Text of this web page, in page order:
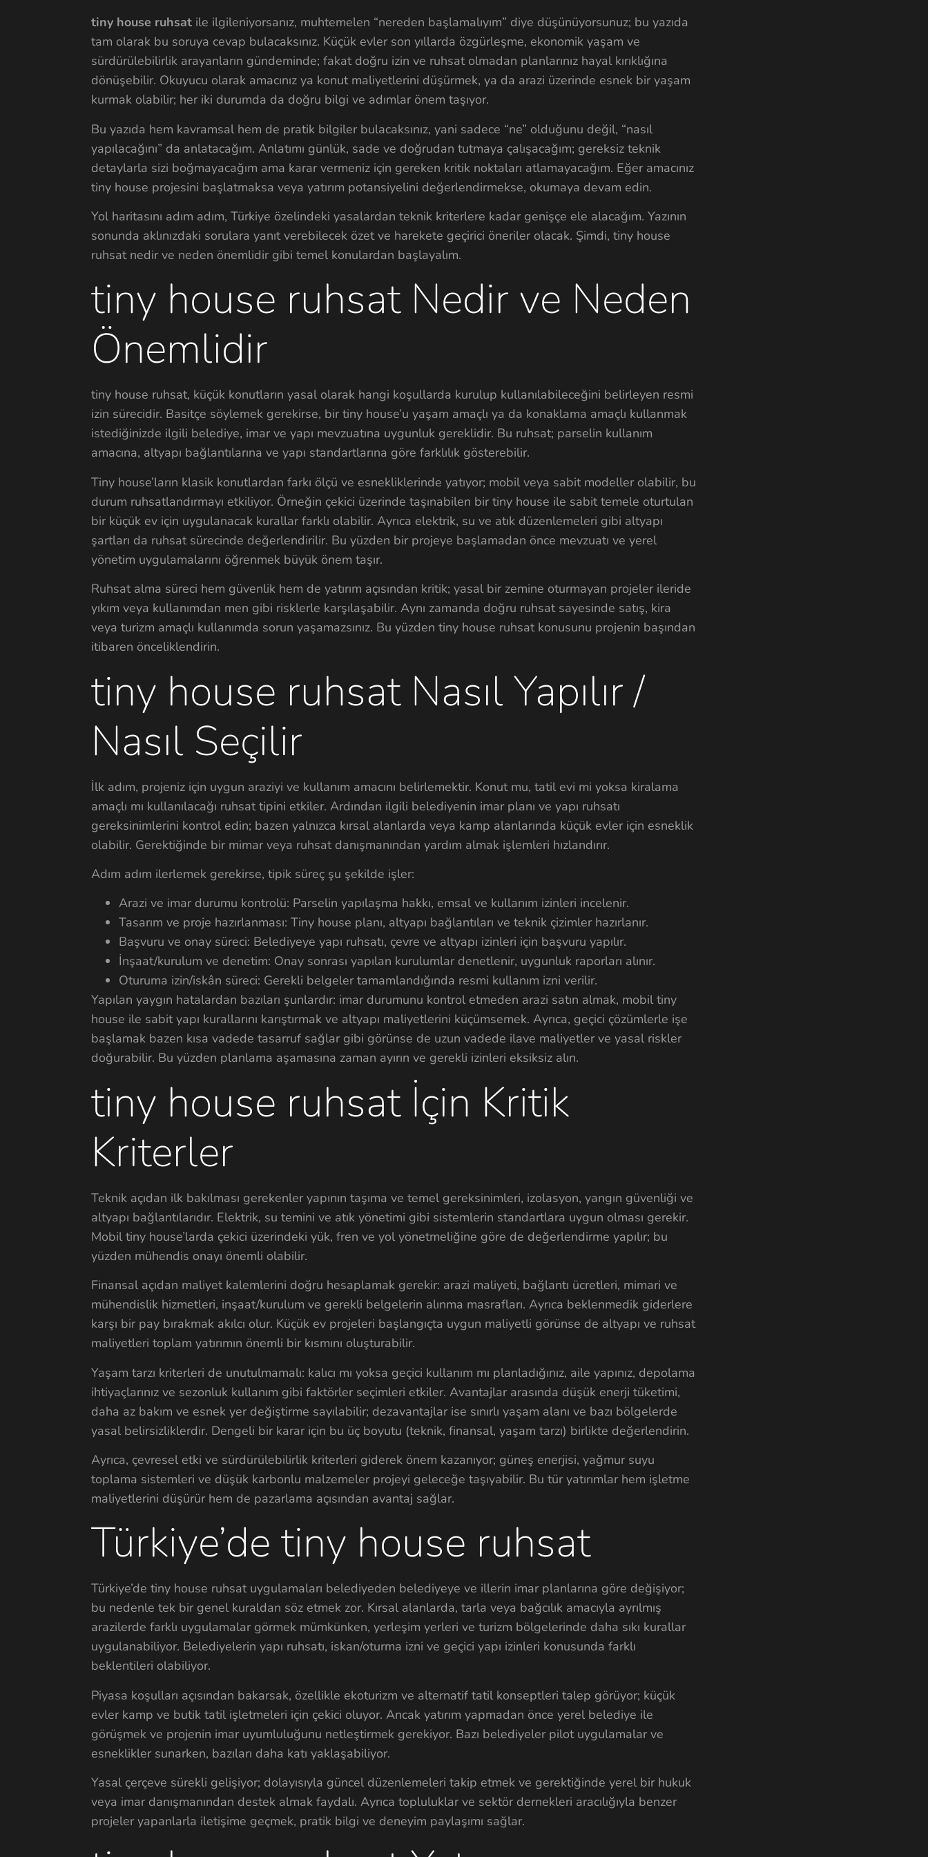
tiny house ruhsat ile ilgileniyorsanız, muhtemelen “nereden başlamalıyım” diye düşünüyorsunuz; bu yazıda
tam olarak bu soruya cevap bulacaksınız. Küçük evler son yıllarda özgürleşme, ekonomik yaşam ve
sürdürülebilirlik arayanların gündeminde; fakat doğru izin ve ruhsat olmadan planlarınız hayal kırıklığına
dönüşebilir. Okuyucu olarak amacınız ya konut maliyetlerini düşürmek, ya da arazi üzerinde esnek bir yaşam
kurmak olabilir; her iki durumda da doğru bilgi ve adımlar önem taşıyor.
Bu yazıda hem kavramsal hem de pratik bilgiler bulacaksınız, yani sadece “ne” olduğunu değil, “nasıl
yapılacağını” da anlatacağım. Anlatımı günlük, sade ve doğrudan tutmaya çalışacağım; gereksiz teknik
detaylarla sizi boğmayacağım ama karar vermeniz için gereken kritik noktaları atlamayacağım. Eğer amacınız
tiny house projesini başlatmaksa veya yatırım potansiyelini değerlendirmekse, okumaya devam edin.
Yol haritasını adım adım, Türkiye özelindeki yasalardan teknik kriterlere kadar genişçe ele alacağım. Yazının
sonunda aklınızdaki sorulara yanıt verebilecek özet ve harekete geçirici öneriler olacak. Şimdi, tiny house
ruhsat nedir ve neden önemlidir gibi temel konulardan başlayalım.
tiny house ruhsat Nedir ve Neden
Önemlidir
tiny house ruhsat, küçük konutların yasal olarak hangi koşullarda kurulup kullanılabileceğini belirleyen resmi
izin sürecidir. Basitçe söylemek gerekirse, bir tiny house’u yaşam amaçlı ya da konaklama amaçlı kullanmak
istediğinizde ilgili belediye, imar ve yapı mevzuatına uygunluk gereklidir. Bu ruhsat; parselin kullanım
amacına, altyapı bağlantılarına ve yapı standartlarına göre farklılık gösterebilir.
Tiny house’ların klasik konutlardan farkı ölçü ve esnekliklerinde yatıyor; mobil veya sabit modeller olabilir, bu
durum ruhsatlandırmayı etkiliyor. Örneğin çekici üzerinde taşınabilen bir tiny house ile sabit temele oturtulan
bir küçük ev için uygulanacak kurallar farklı olabilir. Ayrıca elektrik, su ve atık düzenlemeleri gibi altyapı
şartları da ruhsat sürecinde değerlendirilir. Bu yüzden bir projeye başlamadan önce mevzuatı ve yerel
yönetim uygulamalarını öğrenmek büyük önem taşır.
Ruhsat alma süreci hem güvenlik hem de yatırım açısından kritik; yasal bir zemine oturmayan projeler ileride
yıkım veya kullanımdan men gibi risklerle karşılaşabilir. Aynı zamanda doğru ruhsat sayesinde satış, kira
veya turizm amaçlı kullanımda sorun yaşamazsınız. Bu yüzden tiny house ruhsat konusunu projenin başından
itibaren önceliklendirin.
tiny house ruhsat Nasıl Yapılır /
Nasıl Seçilir
İlk adım, projeniz için uygun araziyi ve kullanım amacını belirlemektir. Konut mu, tatil evi mi yoksa kiralama
amaçlı mı kullanılacağı ruhsat tipini etkiler. Ardından ilgili belediyenin imar planı ve yapı ruhsatı
gereksinimlerini kontrol edin; bazen yalnızca kırsal alanlarda veya kamp alanlarında küçük evler için esneklik
olabilir. Gerektiğinde bir mimar veya ruhsat danışmanından yardım almak işlemleri hızlandırır.
Adım adım ilerlemek gerekirse, tipik süreç şu şekilde işler:
Arazi ve imar durumu kontrolü: Parselin yapılaşma hakkı, emsal ve kullanım izinleri incelenir.
Tasarım ve proje hazırlanması: Tiny house planı, altyapı bağlantıları ve teknik çizimler hazırlanır.
Başvuru ve onay süreci: Belediyeye yapı ruhsatı, çevre ve altyapı izinleri için başvuru yapılır.
İnşaat/kurulum ve denetim: Onay sonrası yapılan kurulumlar denetlenir, uygunluk raporları alınır.
Oturuma izin/iskân süreci: Gerekli belgeler tamamlandığında resmi kullanım izni verilir.
Yapılan yaygın hatalardan bazıları şunlardır: imar durumunu kontrol etmeden arazi satın almak, mobil tiny
house ile sabit yapı kurallarını karıştırmak ve altyapı maliyetlerini küçümsemek. Ayrıca, geçici çözümlerle işe
başlamak bazen kısa vadede tasarruf sağlar gibi görünse de uzun vadede ilave maliyetler ve yasal riskler
doğurabilir. Bu yüzden planlama aşamasına zaman ayırın ve gerekli izinleri eksiksiz alın.
tiny house ruhsat İçin Kritik
Kriterler
Teknik açıdan ilk bakılması gerekenler yapının taşıma ve temel gereksinimleri, izolasyon, yangın güvenliği ve
altyapı bağlantılarıdır. Elektrik, su temini ve atık yönetimi gibi sistemlerin standartlara uygun olması gerekir.
Mobil tiny house’larda çekici üzerindeki yük, fren ve yol yönetmeliğine göre de değerlendirme yapılır; bu
yüzden mühendis onayı önemli olabilir.
Finansal açıdan maliyet kalemlerini doğru hesaplamak gerekir: arazi maliyeti, bağlantı ücretleri, mimari ve
mühendislik hizmetleri, inşaat/kurulum ve gerekli belgelerin alınma masrafları. Ayrıca beklenmedik giderlere
karşı bir pay bırakmak akılcı olur. Küçük ev projeleri başlangıçta uygun maliyetli görünse de altyapı ve ruhsat
maliyetleri toplam yatırımın önemli bir kısmını oluşturabilir.
Yaşam tarzı kriterleri de unutulmamalı: kalıcı mı yoksa geçici kullanım mı planladığınız, aile yapınız, depolama
ihtiyaçlarınız ve sezonluk kullanım gibi faktörler seçimleri etkiler. Avantajlar arasında düşük enerji tüketimi,
daha az bakım ve esnek yer değiştirme sayılabilir; dezavantajlar ise sınırlı yaşam alanı ve bazı bölgelerde
yasal belirsizliklerdir. Dengeli bir karar için bu üç boyutu (teknik, finansal, yaşam tarzı) birlikte değerlendirin.
Ayrıca, çevresel etki ve sürdürülebilirlik kriterleri giderek önem kazanıyor; güneş enerjisi, yağmur suyu
toplama sistemleri ve düşük karbonlu malzemeler projeyi geleceğe taşıyabilir. Bu tür yatırımlar hem işletme
maliyetlerini düşürür hem de pazarlama açısından avantaj sağlar.
Türkiye’de tiny house ruhsat
Türkiye’de tiny house ruhsat uygulamaları belediyeden belediyeye ve illerin imar planlarına göre değişiyor;
bu nedenle tek bir genel kuraldan söz etmek zor. Kırsal alanlarda, tarla veya bağcılık amacıyla ayrılmış
arazilerde farklı uygulamalar görmek mümkünken, yerleşim yerleri ve turizm bölgelerinde daha sıkı kurallar
uygulanabiliyor. Belediyelerin yapı ruhsatı, iskan/oturma izni ve geçici yapı izinleri konusunda farklı
beklentileri olabiliyor.
Piyasa koşulları açısından bakarsak, özellikle ekoturizm ve alternatif tatil konseptleri talep görüyor; küçük
evler kamp ve butik tatil işletmeleri için çekici oluyor. Ancak yatırım yapmadan önce yerel belediye ile
görüşmek ve projenin imar uyumluluğunu netleştirmek gerekiyor. Bazı belediyeler pilot uygulamalar ve
esneklikler sunarken, bazıları daha katı yaklaşabiliyor.
Yasal çerçeve sürekli gelişiyor; dolayısıyla güncel düzenlemeleri takip etmek ve gerektiğinde yerel bir hukuk
veya imar danışmanından destek almak faydalı. Ayrıca topluluklar ve sektör dernekleri aracılığıyla benzer
projeler yapanlarla iletişime geçmek, pratik bilgi ve deneyim paylaşımı sağlar.